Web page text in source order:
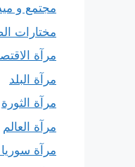
مجتمع و
مختارات
مرآة
مرآة البلد
مرآة الثورة
مرآة العالم
مرآة سوريا